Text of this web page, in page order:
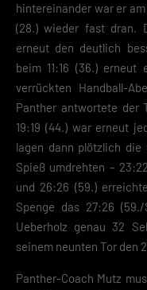
hintereinander war er am
(28.) wieder fast dran.
erneut den deutlich
beim 11:16 (36.) erneut
verrückten Handball-
Panther antwortete der
19:19 (44.) war erneut
lagen dann plötzlich
Spieß umdrehten –
und 26:26 (59.)
Spenge das 27:26
Ueberholz genau 32
seinem neunten Tor den
Panther-Coach Mutz